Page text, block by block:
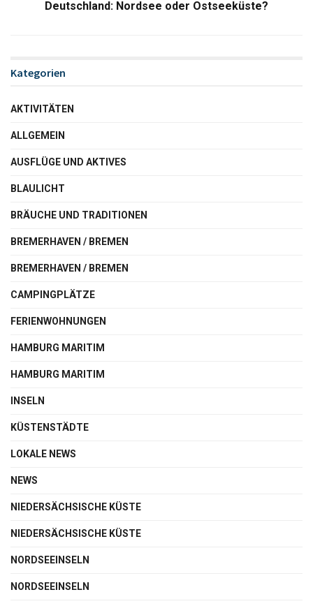
Deutschland: Nordsee oder Ostseeküste?
Kategorien
AKTIVITÄTEN
ALLGEMEIN
AUSFLÜGE UND AKTIVES
BLAULICHT
BRÄUCHE UND TRADITIONEN
BREMERHAVEN / BREMEN
BREMERHAVEN / BREMEN
CAMPINGPLÄTZE
FERIENWOHNUNGEN
HAMBURG MARITIM
HAMBURG MARITIM
INSELN
KÜSTENSTÄDTE
LOKALE NEWS
NEWS
NIEDERSÄCHSISCHE KÜSTE
NIEDERSÄCHSISCHE KÜSTE
NORDSEEINSELN
NORDSEEINSELN